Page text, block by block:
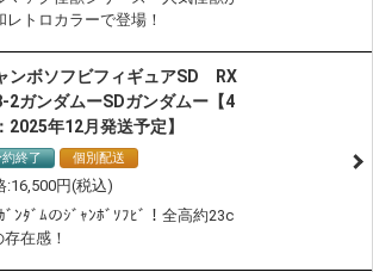
レトロカラーで登場！
ンボソフビフィギュアSD RX
2ガンダムーSDガンダムー【4
2025年12月発送予定】
約終了 個別配送
16,500
ﾞﾝﾀﾞﾑのｼﾞｬﾝﾎﾞｿﾌﾋﾞ！全高約23c
在感！